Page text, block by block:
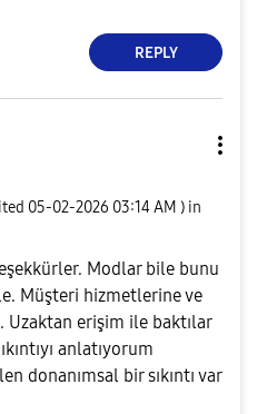
REPLY
‎05-02-2026 03:14 AM ) in
Modlar bile bunu
Müşteri hizmetlerine ve
Uzaktan erişim ile baktılar
anlatıyorum
donanımsal bir sıkıntı var